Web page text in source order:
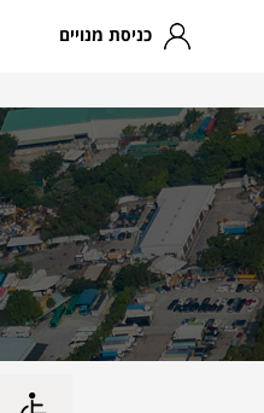
כניסת מנויים